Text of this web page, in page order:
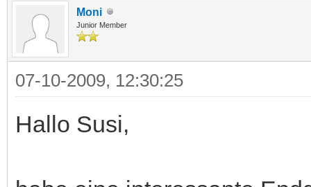
Moni
Junior Member
07-10-2009, 12:30:25
Hallo Susi,